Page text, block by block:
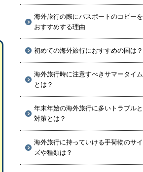
海外旅行の際にパスポートのコピーを
おすすめする理由
初めての海外旅行におすすめの国は？
海外旅行時に注意すべきサマータイム
とは？
年末年始の海外旅行に多いトラブルと
対策とは？
海外旅行に持っていける手荷物のサイ
ズや種類は？